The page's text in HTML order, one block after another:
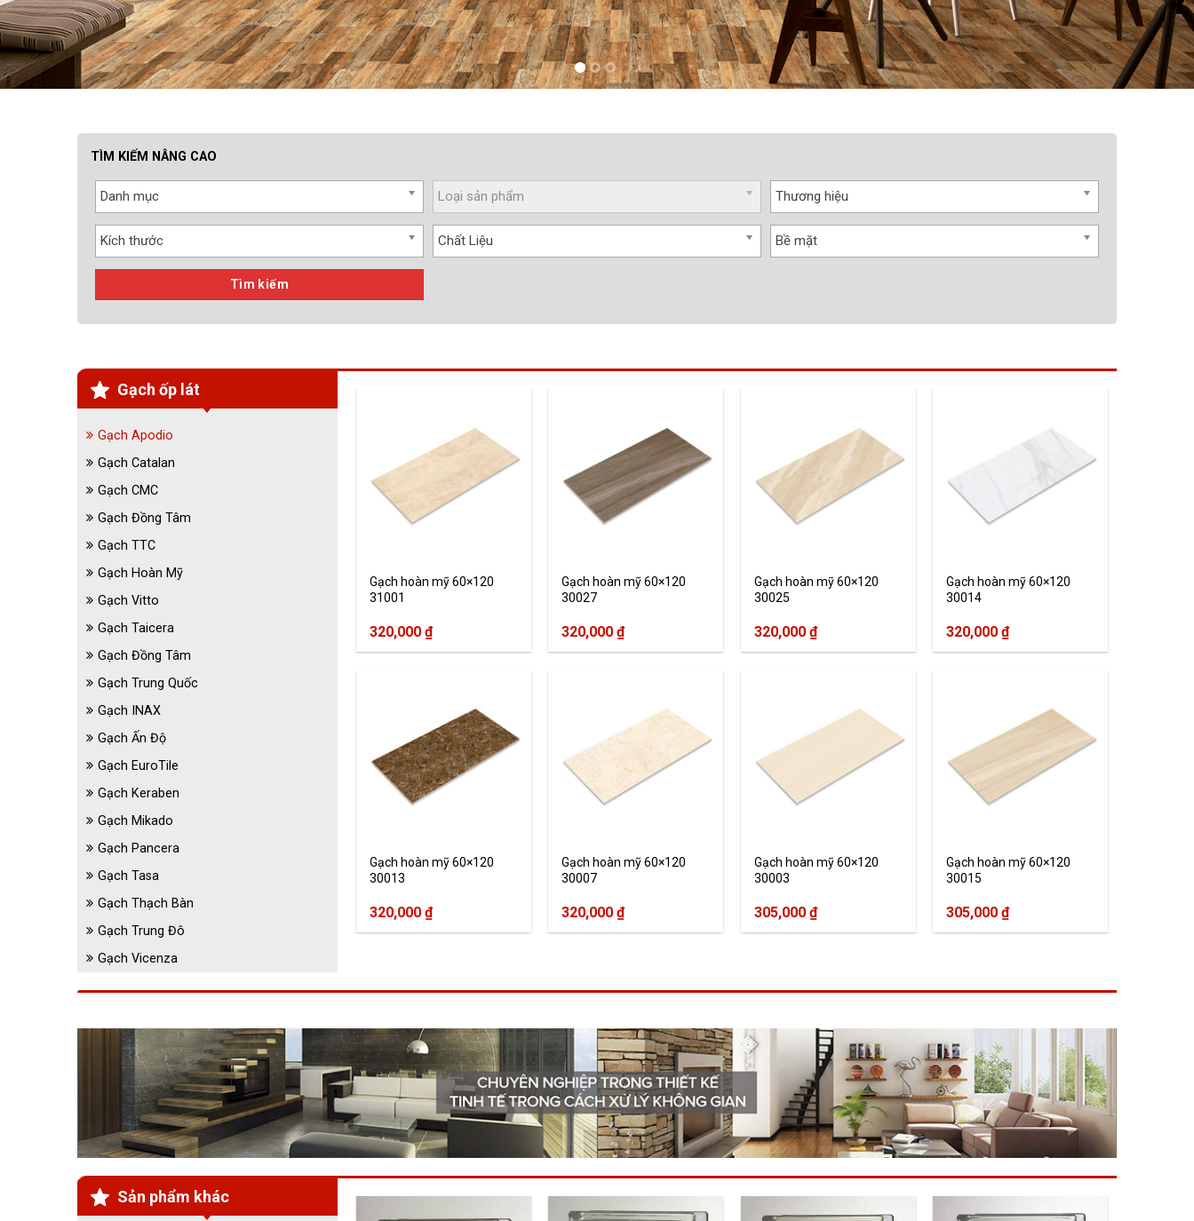
TÌM KIẾM NÂNG CAO
Danh mục Loại sản phẩm Thương hiệu
Kích thước Chất Liệu Bề mặt
Tìm kiếm
Gạch ốp lát
Gạch Apodio
Gạch Catalan
Gạch CMC
Gạch Đồng Tâm
Gạch TTC
Gạch Hoàn Mỹ
Gạch Vitto
Gạch Taicera
Gạch Đồng Tâm
Gạch Trung Quốc
Gạch INAX
Gạch Ấn Độ
Gạch EuroTile
Gạch Keraben
Gạch Mikado
Gạch Pancera
Gạch Tasa
Gạch Thạch Bàn
Gạch Trung Đô
Gạch Vicenza
Gạch hoàn mỹ 60×120
31001
320,000 ₫
Gạch hoàn mỹ 60×120
30027
320,000₫
Gạch hoàn mỹ 60×120
30025
320,000 ₫
Gạch hoàn mỹ 60×120
30014
320,000₫
Gạch hoàn mỹ 60×120
30013
320,000 ₫
Gạch hoàn mỹ 60×120
30007
320,000₫
Gạch hoàn mỹ 60×120
30003
305,000 ₫
Gạch hoàn mỹ 60×120
30015
305,000₫
Sản phẩm khác